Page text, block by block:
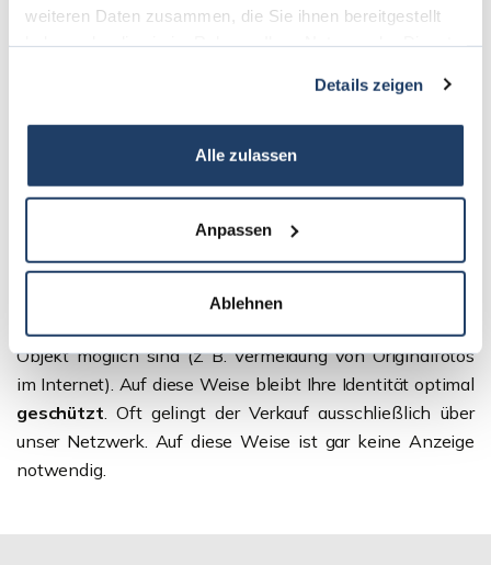
weiteren Daten zusammen, die Sie ihnen bereitgestellt
Details zeigen
Alle zulassen
Anpassen
Ablehnen
Diskretion undDirektvermittlung.
Bei jedem Immobilienverkauf durch unser Team ist
höchstes Gebot. Falls gewünscht, vermitteln
wir Ihre Immobilie so, dass keinerlei Rückschlüsse auf das
Objekt möglich sind (z. B. Vermeidung von Originalfotos
im Internet). Auf diese Weise bleibt Ihre Identität optimal
geschützt. Oft gelingt der Verkauf ausschließlich über
unser Netzwerk. Auf diese Weise ist gar keine Anzeige
notwendig.